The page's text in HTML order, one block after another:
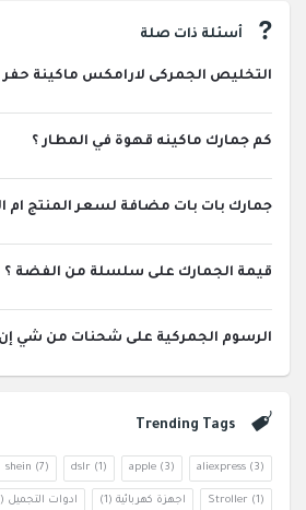
أسئلة ذات صلة
التخليص الجمركى لارامكس ماكينة حفر
كم جمارك ماكينه قهوة في المطار ؟
جمارك بات بات مضافة لسعر المنتج ام
قيمة الجمارك على سلسلة من الفضة ؟
الرسوم الجمركية على شحنات من شي إن
Trending Tags
aliexpress (3)
apple (3)
dslr (1)
shein (7)
Stroller (1) اجهزة كهربائية (1) ادوات التجميل (3)